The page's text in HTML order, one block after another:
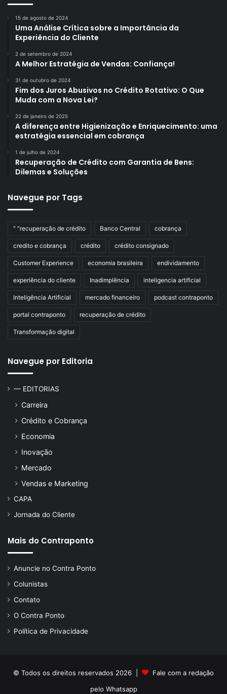
15 de agosto de 2024
Uma Análise Crítica sobre a Importância da
Experiência do Cliente
2 de setembro de 2024
A Melhor Estratégia de Vendas: Confiança!
31 de outubro de 2024
Fim dos Juros Abusivos no Crédito Rotativo: O Que
Muda com a Nova Lei?
22 de janeiro de 2025
A diferença entre Higienização e Enriquecimento: uma
estratégia essencial em cobrança
1 de julho de 2024
Recuperação de Crédito com Garantia de Bens:
Dilemas e Soluções
Navegue por Tags
" "recuperação de crédito Banco Central cobrança
credito e cobrança crédito crédito consignado
Customer Experience economia brasileira endividamento
experiência do cliente Inadimplência inteligencia artificial
Inteligência Artificial mercado financeiro podcast contraponto
portal contraponto recuperação de crédito
Transformação digital
Navegue por Editoria
— EDITORIAS
Carreira
Crédito e Cobrança
Economia
Inovação
Mercado
Vendas e Marketing
CAPA
Jornada do Cliente
Mais do Contraponto
Anuncie no Contra Ponto
Colunistas
Contato
O Contra Ponto
Política de Privacidade
© Todos os direitos reservados 2026 |
Fale com a redação
pelo Whatsapp